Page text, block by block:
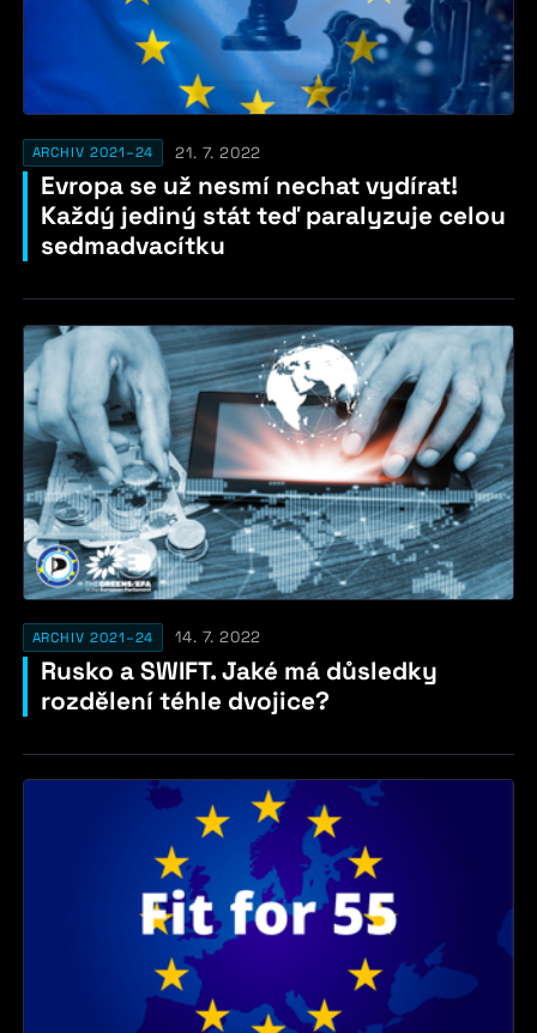
ARCHIV 2021–24 21. 7. 2022
Evropa se už nesmí nechat vydírat!
Každý jediný stát teď paralyzuje celou
sedmadvacítku
ARCHIV 2021–24 14. 7. 2022
Rusko a SWIFT. Jaké má důsledky
rozdělení téhle dvojice?